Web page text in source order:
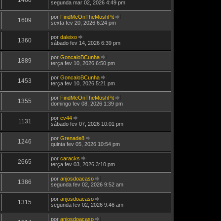
s
a
g
e
M
e
n
s
a
e
t
m
a
M
e
s
a
g
e
a
ú
l
t
a
M
e
n
s
a
g
e
V
a
a
ú
t
m
a
M
e
n
s
a
g
e
m
segunda mar 02, 2026 4:49 pm
1609 por FindMeOnTheMoshPit
ú
e
s
a
e
sexta fev 20, 2026 6:24 pm
1360 por daleixo
V
e
a
a
ú
l
t
m
a
M
e
s
a
g
e
sábado fev 14, 2026 6:39 pm
1889 por GoncaloBCunha
V
e
a
ú
l
t
a
M
e
s
a
e
m
terça fev 10, 2026 6:50 pm
1453 por GoncaloBCunha
V
e
a
a
ú
t
a
M
e
s
a
e
terça fev 10, 2026 5:21 pm
1355 por FindMeOnTheMoshPit
V
a
ú
e
s
a
e
domingo fev 08, 2026 1:39 pm
1131 por cv44
V
a
a
ú
l
t
a
M
e
n
s
a
g
sábado fev 07, 2026 10:01 pm
1246 por Grenade8
V
a
ú
l
t
a
M
e
n
quinta fev 05, 2026 10:54 pm
2665 por caracks
V
a
a
ú
l
t
terça fev 03, 2026 3:10 pm
1386 por anjosdoacaso
V
a
ú
segunda fev 02, 2026 9:52 am
1315 por anjosdoacaso
V
segunda fev 02, 2026 9:46 am
por anjosdoacaso